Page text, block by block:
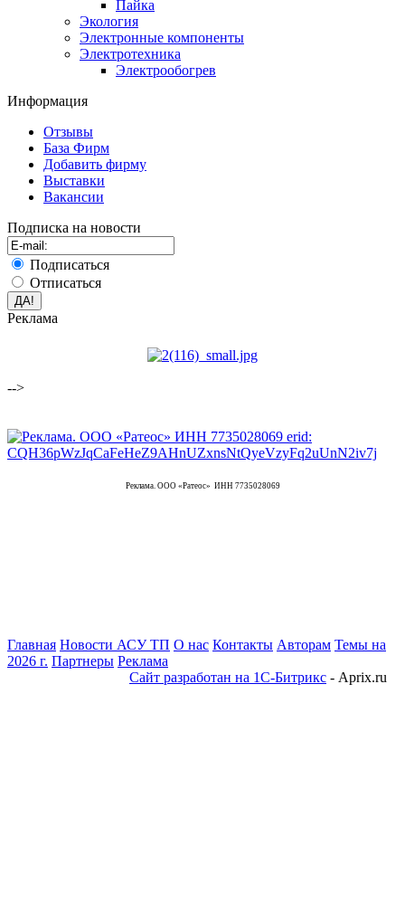
Пайка
Экология
Электронные компоненты
Электротехника
Электрообогрев
Информация
Отзывы
База Фирм
Добавить фирму
Выставки
Вакансии
Подписка на новости
Подписаться
Отписаться
Реклама
-->
Реклама. ООО «Ратеос» ИНН 7735028069
Главная Новости АСУ ТП О нас Контакты Авторам Темы на
2026 г. Партнеры Реклама
Сайт разработан на 1С-Битрикс - Aprix.ru